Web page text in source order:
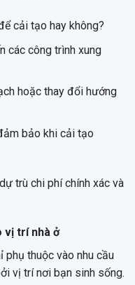
cải tạo hay không?
các công trình xung
hoặc thay đổi hướng
bảo khi cải tạo
trù chi phí chính xác và
vị trí nhà ở
phụ thuộc vào nhu cầu
vị trí nơi bạn sinh sống.